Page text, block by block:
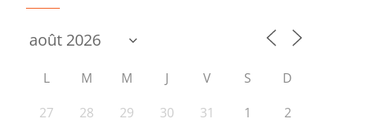
L M M J V S
D
27
28 29 30 31 1 2